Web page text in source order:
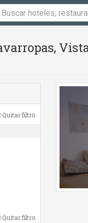
Quitar filtro
Quitar filtro